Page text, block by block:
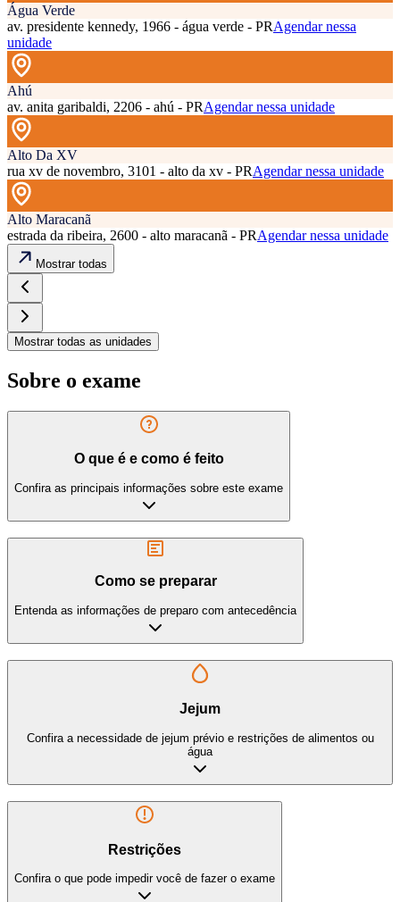
Água Verde
av. presidente kennedy, 1966 - água verde - PRAgendar nessa
unidade
Ahú
av. anita garibaldi, 2206 - ahú - PRAgendar nessa unidade
Alto Da XV
rua xv de novembro, 3101 - alto da xv - PRAgendar nessa unidade
Alto Maracanã
estrada da ribeira, 2600 - alto maracanã - PRAgendar nessa unidade
Mostrar todas
Mostrar todas as unidades
Sobre o exame
O que é e como é feito
Confira as principais informações sobre este exame
Como se preparar
Entenda as informações de preparo com antecedência
Jejum
Confira a necessidade de jejum prévio e restrições de alimentos ou
água
Restrições
Confira o que pode impedir você de fazer o exame